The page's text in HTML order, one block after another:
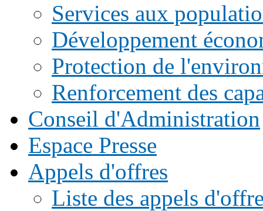
Services aux
Développement
Protection de
Renforcement des
Conseil d'Administration
Espace Presse
Appels d'offres
Liste des appels